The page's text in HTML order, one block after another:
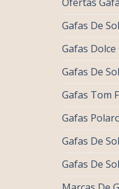
Gafas De
Gafas
Gafas De
Gafas Tom
Gafas
Gafas De
Gafas De